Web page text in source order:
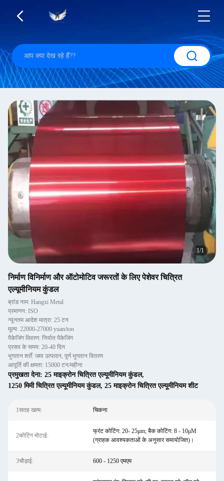
1/1
निर्माण विनिर्माण और ऑटोमोटिव जरूरतों के लिए पेशेवर चित्रित
एल्यूमीनियम कुंडल
ब्रांड नाम: Hangxi Metal
प्रमाणन: ISO
न्यूनतम आदेश मात्रा: 25 टन
मूल्य: 22000-27000 yuan/ton
पैकेजिंग विवरण: निर्यात पैकेजिंग
प्रसव के समय: 20-40 दिन
भुगतान शर्तें: जमा उत्पादन, पूर्ण भुगतान वितरण
आपूर्ति की क्षमता: 15000 टन/महीना
प्रमुखता देना: 25 माइक्रोन चित्रित एल्यूमीनियम कुंडल,
1250 मिमी चित्रित एल्यूमीनियम कुंडल, 25 माइक्रोन चित्रित एल्यूमीनियम शीट
1सतह खत्म: चिकना
2कोटिंग मोटाई:
फ्रंट कोटिंग: 20- 25μm; बैक कोटिंग: 8 - 10μM
(ग्राहक आवश्यकताओं के अनुसार समायोजित)।
3चौड़ाई: 600 - 1250 एमएम